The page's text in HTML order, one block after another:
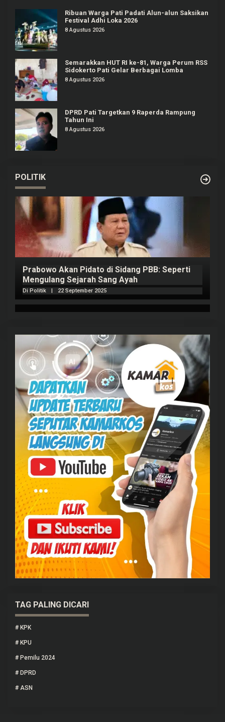
Ribuan Warga Pati Padati Alun-alun Saksikan
Festival Adhi Loka 2026
8 Agustus 2026
Semarakkan HUT RI ke-81, Warga Perum RSS
Sidokerto Pati Gelar Berbagai Lomba
8 Agustus 2026
DPRD Pati Targetkan 9 Raperda Rampung
Tahun Ini
8 Agustus 2026
POLITIK
Prabowo Akan Pidato di Sidang PBB: Seperti
Mengulang Sejarah Sang Ayah
Di Politik 22 September 2025
TAG PALING DICARI
# KPK
# KPU
# Pemilu 2024
# DPRD
# ASN